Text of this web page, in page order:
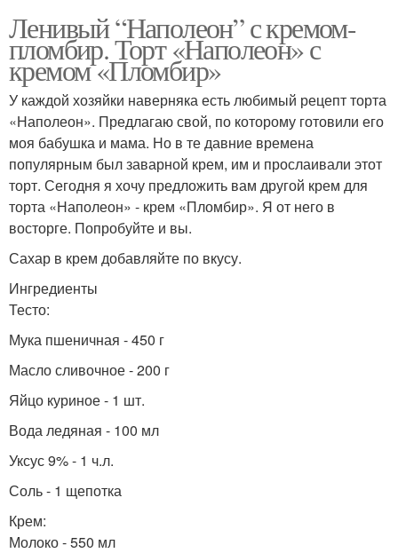
Ленивый “Наполеон” с кремом-
пломбир. Торт «Наполеон» с
кремом «Пломбир»
У каждой хозяйки наверняка есть любимый рецепт торта
«Наполеон». Предлагаю свой, по которому готовили его
моя бабушка и мама. Но в те давние времена
популярным был заварной крем, им и прослаивали этот
торт. Сегодня я хочу предложить вам другой крем для
торта «Наполеон» - крем «Пломбир». Я от него в
восторге. Попробуйте и вы.
Сахар в крем добавляйте по вкусу.
Ингредиенты
Тесто:
Мука пшеничная - 450 г
Масло сливочное - 200 г
Яйцо куриное - 1 шт.
Вода ледяная - 100 мл
Уксус 9% - 1 ч.л.
Соль - 1 щепотка
Крем:
Молоко - 550 мл